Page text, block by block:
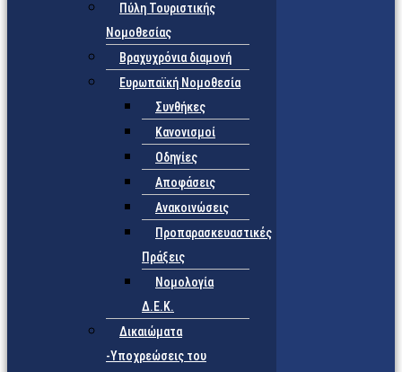
Πύλη Τουριστικής
Νομοθεσίας
Βραχυχρόνια διαμονή
Ευρωπαϊκή Νομοθεσία
Συνθήκες
Κανονισμοί
Οδηγίες
Αποφάσεις
Ανακοινώσεις
Προπαρασκευαστικές
Πράξεις
Νομολογία
Δ.Ε.Κ.
Δικαιώματα
-Υποχρεώσεις του